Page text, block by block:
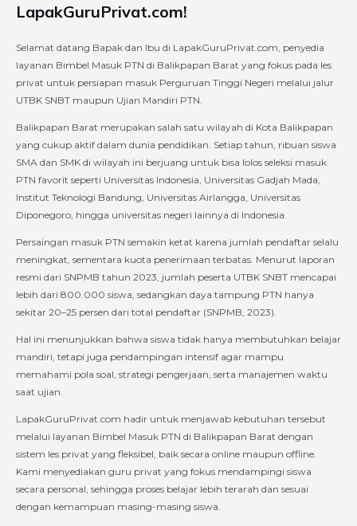
LapakGuruPrivat.com!
Selamat datang Bapak dan Ibu di LapakGuruPrivat.com, penyedia
layanan Bimbel Masuk PTN di Balikpapan Barat yang fokus pada les
privat untuk persiapan masuk Perguruan Tinggi Negeri melalui jalur
UTBK SNBT maupun Ujian Mandiri PTN.
Balikpapan Barat merupakan salah satu wilayah di Kota Balikpapan
yang cukup aktif dalam dunia pendidikan. Setiap tahun, ribuan siswa
SMA dan SMK di wilayah ini berjuang untuk bisa lolos seleksi masuk
PTN favorit seperti Universitas Indonesia, Universitas Gadjah Mada,
Institut Teknologi Bandung, Universitas Airlangga, Universitas
Diponegoro, hingga universitas negeri lainnya di Indonesia.
Persaingan masuk PTN semakin ketat karena jumlah pendaftar selalu
meningkat, sementara kuota penerimaan terbatas. Menurut laporan
resmi dari SNPMB tahun 2023, jumlah peserta UTBK SNBT mencapai
lebih dari 800.000 siswa, sedangkan daya tampung PTN hanya
sekitar 20–25 persen dari total pendaftar (SNPMB, 2023).
Hal ini menunjukkan bahwa siswa tidak hanya membutuhkan belajar
mandiri, tetapi juga pendampingan intensif agar mampu
memahami pola soal, strategi pengerjaan, serta manajemen waktu
saat ujian.
LapakGuruPrivat.com hadir untuk menjawab kebutuhan tersebut
melalui layanan Bimbel Masuk PTN di Balikpapan Barat dengan
sistem les privat yang fleksibel, baik secara online maupun offline.
Kami menyediakan guru privat yang fokus mendampingi siswa
secara personal, sehingga proses belajar lebih terarah dan sesuai
dengan kemampuan masing-masing siswa.